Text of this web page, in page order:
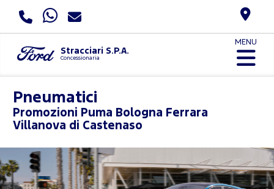
Stracciari S.P.A.
Concessionaria
MENU
Pneumatici
Promozioni Puma Bologna Ferrara
Villanova di Castenaso